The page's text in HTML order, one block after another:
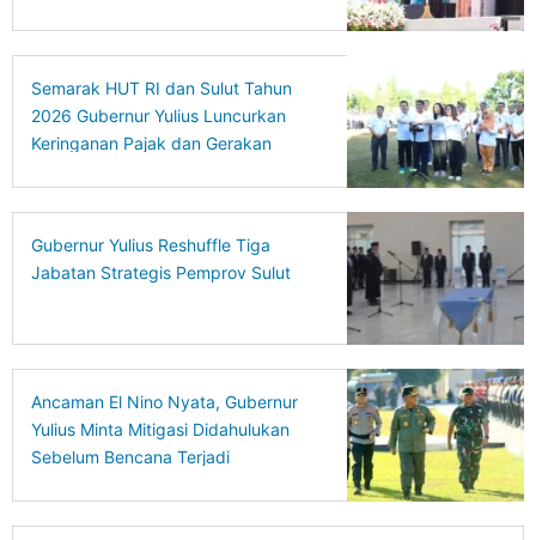
Semarak HUT RI dan Sulut Tahun
2026 Gubernur Yulius Luncurkan
Keringanan Pajak dan Gerakan
Gubernur Yulius Reshuffle Tiga
Jabatan Strategis Pemprov Sulut
Ancaman El Nino Nyata, Gubernur
Yulius Minta Mitigasi Didahulukan
Sebelum Bencana Terjadi